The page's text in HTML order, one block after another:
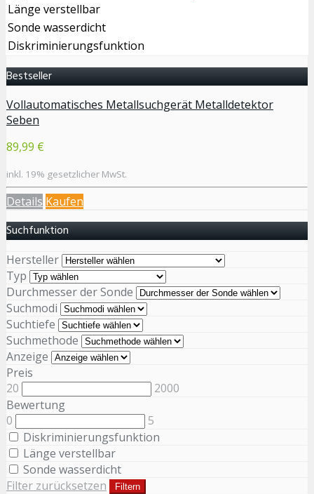
Länge verstellbar
Sonde wasserdicht
Diskriminierungsfunktion
Bestseller
Vollautomatisches Metallsuchgerät Metalldetektor
Seben
89,99 €
inkl. 19% gesetzlicher MwSt.
Details Kaufen
Suchfunktion
Hersteller
Typ
Durchmesser der Sonde
Suchmodi
Suchtiefe
Suchmethode
Anzeige
Preis
20
2000
Bewertung
0
5
Diskriminierungsfunktion
Länge verstellbar
Sonde wasserdicht
Filter zurücksetzen
Filtern